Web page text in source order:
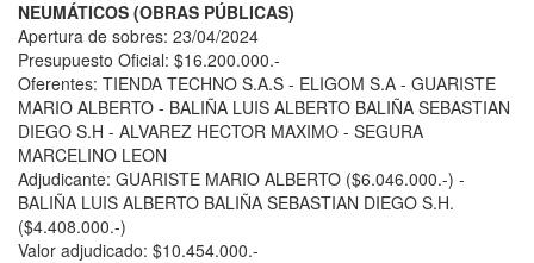
NEUMÁTICOS (OBRAS PÚBLICAS)
Apertura de sobres: 23/04/2024
Presupuesto Oficial: $16.200.000.-
Oferentes: TIENDA TECHNO S.A.S - ELIGOM S.A - GUARISTE
MARIO ALBERTO - BALIÑA LUIS ALBERTO BALIÑA SEBASTIAN
DIEGO S.H - ALVAREZ HECTOR MAXIMO - SEGURA
MARCELINO LEON
Adjudicante: GUARISTE MARIO ALBERTO ($6.046.000.-) -
BALIÑA LUIS ALBERTO BALIÑA SEBASTIAN DIEGO S.H.
($4.408.000.-)
Valor adjudicado: $10.454.000.-